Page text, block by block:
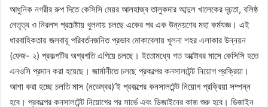
আধুনিক নগরীর রুপ দিতে কেসিসি মেয়র আলহাজ্ব তালুকদার আব্দুল খালেকের দৃঢ়তা, বলিষ্ঠ
নেতৃত্ব ও নিরলস প্রচেষ্টায় খুলনায় চলছে একের পর এক উন্নয়ণের মহা কর্মযজ্ঞ। এই
ধারবাহিকতায় জলবায়ূ পরিবর্তনজনিত প্রভাব মোকাবেলায় খুলনা শহর এলাকার উন্নয়ন
(ফেজ- ২) প্রকল্পটির অগ্রগতি এগিয়ে চলছে। ইতোমধ্যে গত অক্টোবর মাসে কেসিসি হতে
এনওসি প্রদান করা হয়েছে। জার্মানীতে চলছে প্রকল্পের কনসালটেন্ট নিয়োগ প্রক্রিয়া।
আশা করা হচ্ছে চলতি মাস (নভেম্বর)’ই প্রকল্পের কনসালটেন্ট নিয়োগ প্রক্রিয়া সম্পন্ন
হবে। প্রকল্পের কনসালটেন্ট নিয়োগের পর সার্ভে এবং ডিজাইনের কাজ শুরু হবে। ডিজাইন